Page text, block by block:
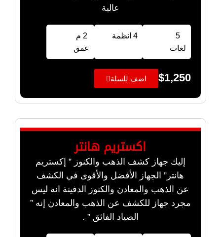
عالية
5
لغات
4 انظمة
2 م
عمق
$1,250 اضف للسلة
اكستريم هانتر
إليك جهاز كشف الذهب والكنوز ” إكستريم
هانتر” الجهاز الأفضل والأقوى في الكشف
عن الذهب والمعادن والكنوز الدفينة انه ليس
مجرد جهاز للكشف عن الذهب والمعادن إنه ”
الصياد الفائق ” .